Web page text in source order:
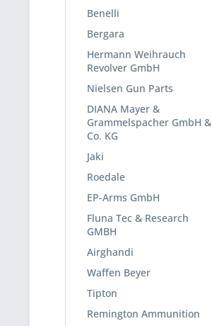
Benelli
Bergara
Hermann Weihrauch
Revolver GmbH
Nielsen Gun Parts
DIANA Mayer &
Grammelspacher GmbH &
Co. KG
Jaki
Roedale
EP-Arms GmbH
Fluna Tec & Research
GMBH
Airghandi
Waffen Beyer
Tipton
Remington Ammunition